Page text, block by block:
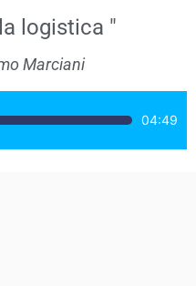
logistica "
Marciani
04:49